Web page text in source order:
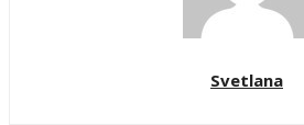
Svetlana